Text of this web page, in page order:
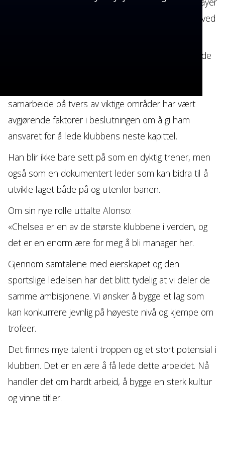
Leverkusen. I sistnevnte klubb skrev han historie ved
Ansettelsen gjenspeiler klubbens tro på hans brede
samarbeide på tvers av viktige områder har vært
avgjørende faktorer i beslutningen om å gi ham
ansvaret for å lede klubbens neste kapittel.
Han blir ikke bare sett på som en dyktig trener, men
også som en dokumentert leder som kan bidra til å
utvikle laget både på og utenfor banen.
Om sin nye rolle uttalte Alonso:
«Chelsea er en av de største klubbene i verden, og
det er en enorm ære for meg å bli manager her.
Gjennom samtalene med eierskapet og den
sportslige ledelsen har det blitt tydelig at vi deler de
samme ambisjonene. Vi ønsker å bygge et lag som
kan konkurrere jevnlig på høyeste nivå og kjempe om
trofeer.
Det finnes mye talent i troppen og et stort potensial i
klubben. Det er en ære å få lede dette arbeidet. Nå
handler det om hardt arbeid, å bygge en sterk kultur
og vinne titler.